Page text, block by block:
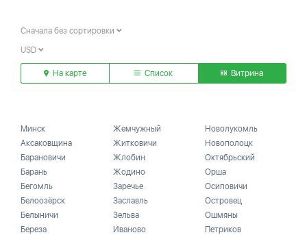
Сначала без сортировки
USD
На карте Список Витрина
Минск
Аксаковщина
Барановичи
Барань
Бегомль
Белоозёрск
Белыничи
Береза
Жемчужный
Житковичи
Жлобин
Жодино
Заречье
Заславль
Зельва
Иваново
Новолукомль
Новополоцк
Октябрьский
Орша
Осиповичи
Островец
Ошмяны
Петриков